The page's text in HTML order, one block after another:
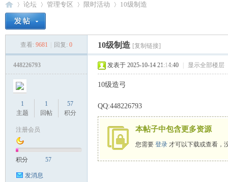
论坛
›
管理专区 限时活动
›
10级制造
查看: 9681 回复: 0 10级制造 [复制链接]
448226793
1
主题
1
回帖
57
积分
注册会员
积分 57
发消息
发表于 2025-10-14 21:14:40 显示全部楼层
10级造弓
QQ:448226793
本帖子中包含更多资源
您需要 登录 才可以下载或查看，